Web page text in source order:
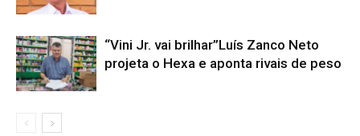
“Vini Jr. vai brilhar”Luís Zanco Neto
projeta o Hexa e aponta rivais de peso